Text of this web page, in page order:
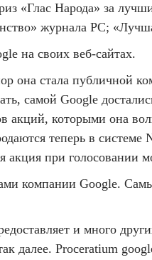
«Глас Народа» за
журнала PC;
на своих веб-сайтах.
она стала публичной
самой Google
которыми она
теперь в
при голосовании
компании Google.
и много
далее. Proceratium